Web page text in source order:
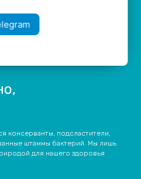
консерванты, подсластители,
штаммы бактерий. Мы лишь
для нашего здоровья